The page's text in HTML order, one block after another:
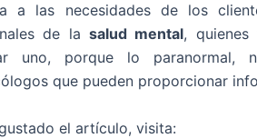
a las necesidades de los
de la salud mental, quienes
uno, porque lo paranormal,
que pueden proporcionar
el artículo, visita: